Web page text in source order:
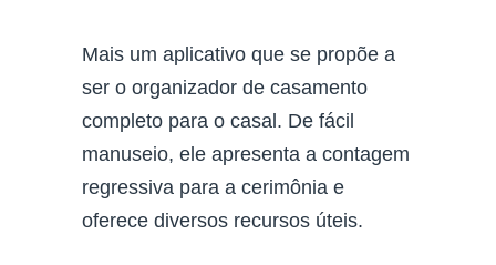
Mais um aplicativo que se propõe a
ser o organizador de casamento
completo para o casal. De fácil
manuseio, ele apresenta a contagem
regressiva para a cerimônia e
oferece diversos recursos úteis.